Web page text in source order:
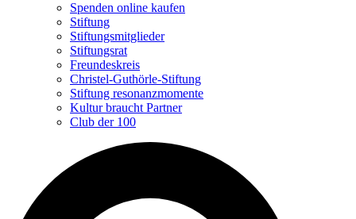
Spenden online kaufen
Stiftung
Stiftungsmitglieder
Stiftungsrat
Freundeskreis
Christel-Guthörle-Stiftung
Stiftung resonanzmomente
Kultur braucht Partner
Club der 100